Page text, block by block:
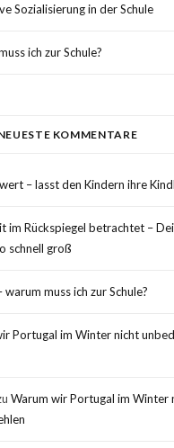
Sozialisierung in der Schule
ich zur Schule?
KOMMENTARE
– lasst den Kindern ihre
im Rückspiegel betrachtet –
schnell groß
warum muss ich zur Schule?
Portugal im Winter nicht
Warum wir Portugal im Winter